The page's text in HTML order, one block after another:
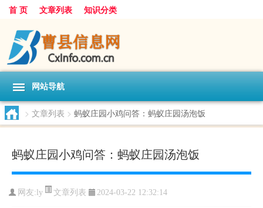
首 页 文章列表 知识分类
网站导航
> 文章列表 > 蚂蚁庄园小鸡问答：蚂蚁庄园汤泡饭
蚂蚁庄园小鸡问答：蚂蚁庄园汤泡饭
网友: ly 文章列表 2024-03-22 12:32:14